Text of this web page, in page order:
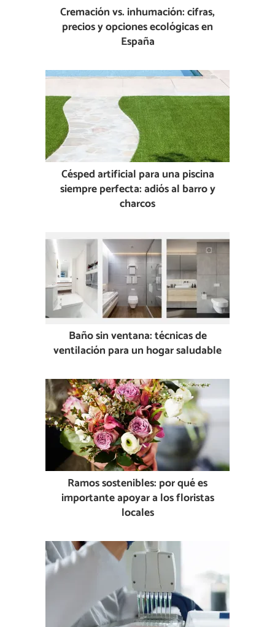
Cremación vs. inhumación: cifras,
precios y opciones ecológicas en
España
Césped artificial para una piscina
siempre perfecta: adiós al barro y
charcos
Baño sin ventana: técnicas de
ventilación para un hogar saludable
Ramos sostenibles: por qué es
importante apoyar a los floristas
locales